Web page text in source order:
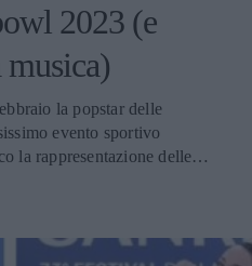
2023 (e
musica)
la popstar delle
evento sportivo
la rappresentazione delle